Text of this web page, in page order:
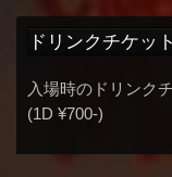
ドリンクチケッ
入場時のドリンク
(1D ¥700-)